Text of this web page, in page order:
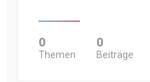
0
Themen
0
Beiträge